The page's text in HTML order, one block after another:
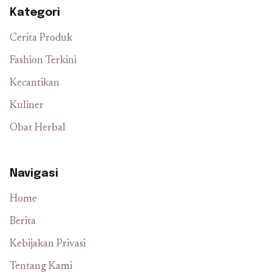
Kategori
Cerita Produk
Fashion Terkini
Kecantikan
Kuliner
Obat Herbal
Navigasi
Home
Berita
Kebijakan Privasi
Tentang Kami